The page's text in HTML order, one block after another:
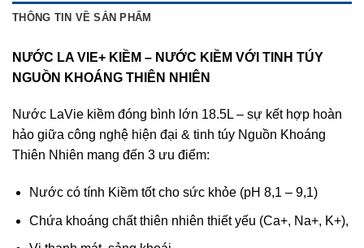
THÔNG TIN VỀ SẢN PHẨM
NƯỚC LA VIE+ KIỀM – NƯỚC KIỀM VỚI TINH TÚY
NGUỒN KHOÁNG THIÊN NHIÊN
Nước LaVie kiềm đóng bình lớn 18.5L – sự kết hợp hoàn
hảo giữa công nghệ hiện đại & tinh túy Nguồn Khoáng
Thiên Nhiên mang đến 3 ưu điểm:
Nước có tính Kiềm tốt cho sức khỏe (pH 8,1 – 9,1)
Chứa khoáng chất thiên nhiên thiết yếu (Ca+, Na+, K+),